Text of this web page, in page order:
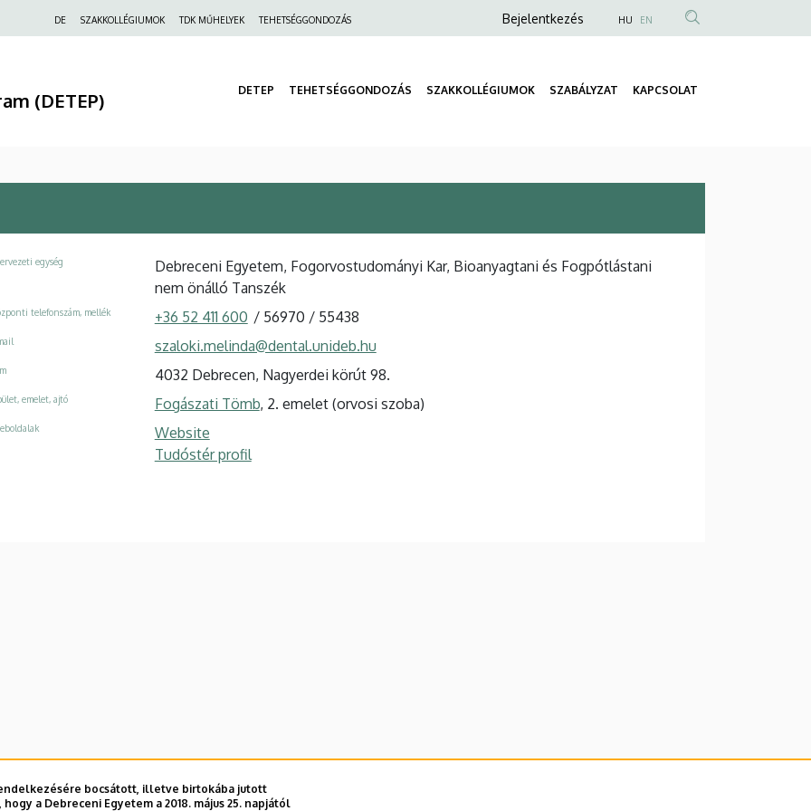
Felső
DE SZAKKOLLÉGIUMOK TDK MŰHELYEK TEHETSÉGGONDOZÁS
Anonim
menüje
Bejelentkezés HU EN
(DETEP) DETEP TEHETSÉGGONDOZÁS SZAKKOLLÉGIUMOK SZABÁLYZAT KAPCSOLAT
egység
Debreceni Egyetem, Fogorvostudományi Kar, Bioanyagtani és Fogpótlástani
nem önálló Tanszék
telefonszám, mellék +36 52 411 600 / 56970 / 55438
szaloki.melinda@dental.unideb.hu
4032 Debrecen, Nagyerdei körút 98.
emelet, ajtó Fogászati Tömb, 2. emelet (orvosi szoba)
Website
Tudóstér profil
bocsátott, illetve birtokába jutott
a Debreceni Egyetem a 2018. május 25. napjától